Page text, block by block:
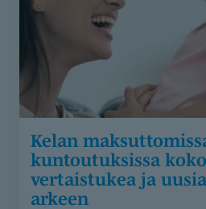
saa
arkeen
Kelan maksuttomissa
kuntoutuksissa
vertaistukea ja
arkeen